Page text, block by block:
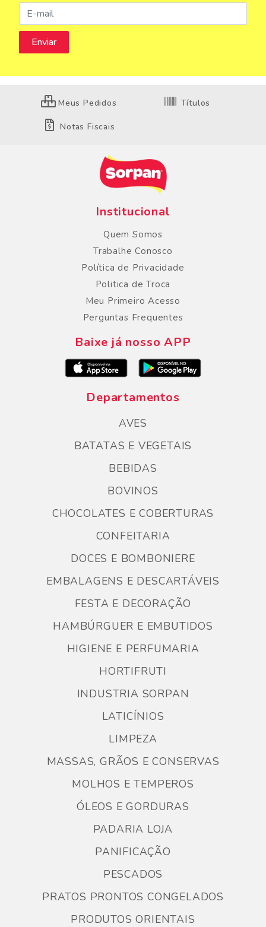
Meus Pedidos Títulos
Notas Fiscais
Institucional
Quem Somos
Trabalhe Conosco
Política de Privacidade
Politica de Troca
Meu Primeiro Acesso
Perguntas Frequentes
Baixe já nosso APP
Departamentos
AVES
BATATAS E VEGETAIS
BEBIDAS
BOVINOS
CHOCOLATES E COBERTURAS
CONFEITARIA
DOCES E BOMBONIERE
EMBALAGENS E DESCARTÁVEIS
FESTA E DECORAÇÃO
HAMBÚRGUER E EMBUTIDOS
HIGIENE E PERFUMARIA
HORTIFRUTI
INDUSTRIA SORPAN
LATICÍNIOS
LIMPEZA
MASSAS, GRÃOS E CONSERVAS
MOLHOS E TEMPEROS
ÓLEOS E GORDURAS
PADARIA LOJA
PANIFICAÇÃO
PESCADOS
PRATOS PRONTOS CONGELADOS
PRODUTOS ORIENTAIS